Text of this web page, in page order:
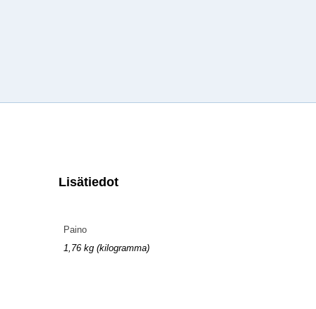
Lisätiedot
Paino
1,76 kg (kilogramma)